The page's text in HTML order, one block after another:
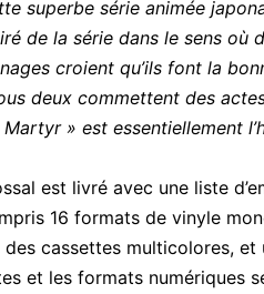
superbe série animée
de la série dans le sens où
croient qu’ils font la
deux commettent des
» est essentiellement
est livré avec une liste
16 formats de vinyle
des cassettes multicolores,
et les formats numériques